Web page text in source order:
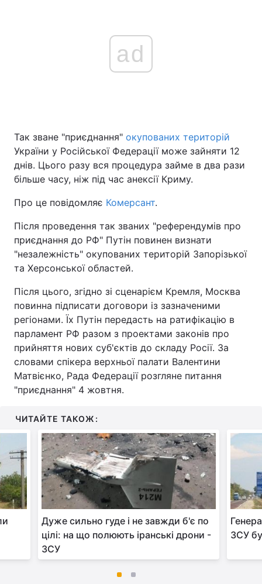
ad
Так зване "приєднання" окупованих територій
України у Російської Федерації може зайняти 12
днів. Цього разу вся процедура займе в два рази
більше часу, ніж під час анексії Криму.
Про це повідомляє Комерсант.
Після проведення так званих "референдумів про
приєднання до РФ" Путін повинен визнати
"незалежність" окупованих територій Запорізької
та Херсонської областей.
Після цього, згідно зі сценарієм Кремля, Москва
повинна підписати договори із зазначеними
регіонами. Їх Путін передасть на ратифікацію в
парламент РФ разом з проектами законів про
прийняття нових суб'єктів до складу Росії. За
словами спікера верхньої палати Валентини
Матвієнко, Рада Федерації розгляне питання
"приєднання" 4 жовтня.
ЧИТАЙТЕ ТАКОЖ:
Дуже сильно гуде і не завжди б'є по
цілі: на що полюють іранські дрони -
ЗСУ
ЗСУ